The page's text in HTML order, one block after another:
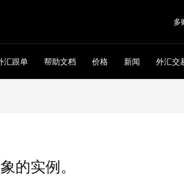
多
汇跟单 帮助文档 价格 新闻 外汇交
的实例。